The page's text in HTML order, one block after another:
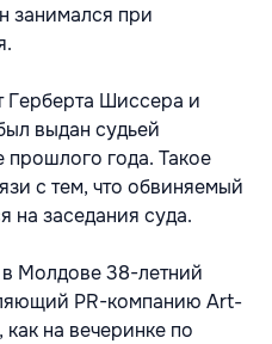
занимался при
Герберта Шиссера и
выдан судьей
прошлого года. Такое
с тем, что обвиняемый
на заседания суда.
в Молдове 38-летний
PR-компанию Art-
на вечеринке по